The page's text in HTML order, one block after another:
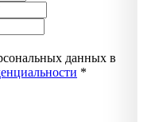
данных в
*